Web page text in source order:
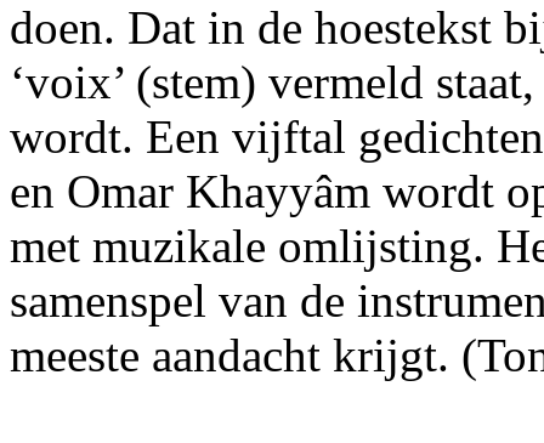
doen. Dat in de hoestekst
‘voix’ (stem) vermeld
wordt. Een vijftal
en Omar Khayyâm wordt
met muzikale omlijsting.
samenspel van de
meeste aandacht krijgt.